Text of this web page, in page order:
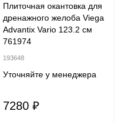
Плиточная окантовка для
дренажного желоба Viega
Advantix Vario 123.2 см
761974
193648
Уточняйте у менеджера
7280 ₽